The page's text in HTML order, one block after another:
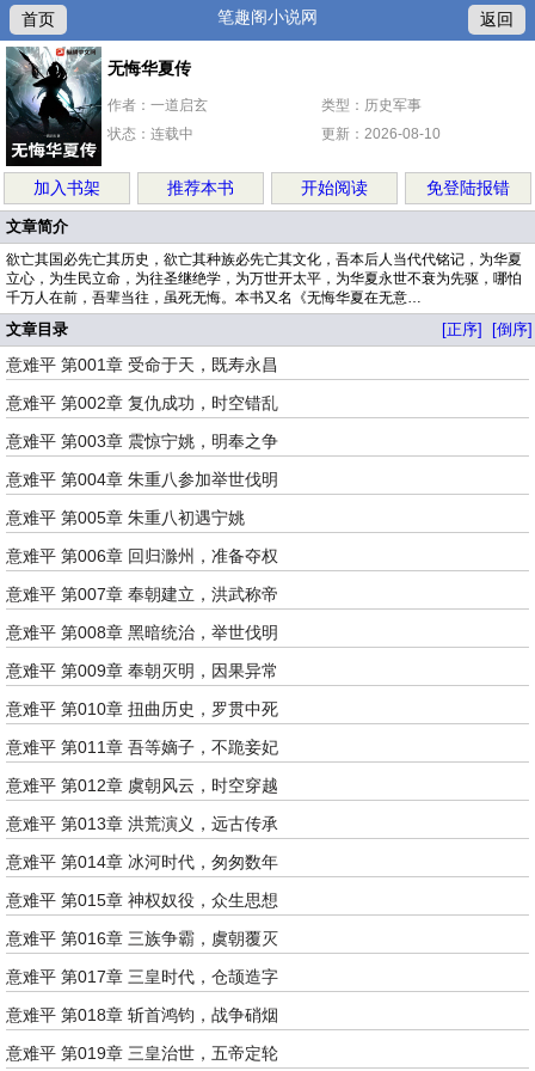
首页 笔趣阁小说网 返回
无悔华夏传
作者：一道启玄
类型：历史军事
状态：连载中
更新：2026-08-10
加入书架 推荐本书 开始阅读 免登陆报错
文章简介
欲亡其国必先亡其历史，欲亡其种族必先亡其文化，吾本后人当代代铭记，为华夏
立心，为生民立命，为往圣继绝学，为万世开太平，为华夏永世不衰为先驱，哪怕
千万人在前，吾辈当往，虽死无悔。本书又名《无悔华夏在无意…
文章目录 [正序] [倒序]
意难平 第001章 受命于天，既寿永昌
意难平 第002章 复仇成功，时空错乱
意难平 第003章 震惊宁姚，明奉之争
意难平 第004章 朱重八参加举世伐明
意难平 第005章 朱重八初遇宁姚
意难平 第006章 回归滁州，准备夺权
意难平 第007章 奉朝建立，洪武称帝
意难平 第008章 黑暗统治，举世伐明
意难平 第009章 奉朝灭明，因果异常
意难平 第010章 扭曲历史，罗贯中死
意难平 第011章 吾等嫡子，不跪妾妃
意难平 第012章 虞朝风云，时空穿越
意难平 第013章 洪荒演义，远古传承
意难平 第014章 冰河时代，匆匆数年
意难平 第015章 神权奴役，众生思想
意难平 第016章 三族争霸，虞朝覆灭
意难平 第017章 三皇时代，仓颉造字
意难平 第018章 斩首鸿钧，战争硝烟
意难平 第019章 三皇治世，五帝定轮